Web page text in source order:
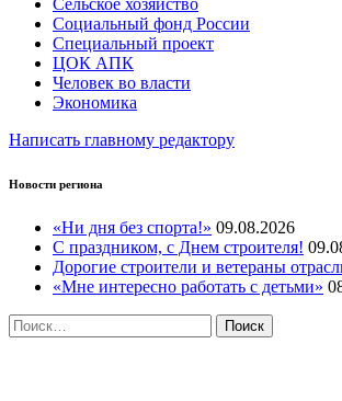
Сельское хозяйство
Социальный фонд России
Специальный проект
ЦОК АПК
Человек во власти
Экономика
Написать главному редактору
Новости региона
«Ни дня без спорта!» 09.08.2026
С праздником, с Днем строителя!
Дорогие строители и ветераны
«Мне интересно работать с детьми»
Найти: